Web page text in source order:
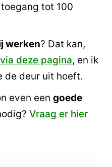
tot 100
werken? Dat kan,
deze pagina, en ik
de deur uit hoeft.
even een goede
Vraag er hier